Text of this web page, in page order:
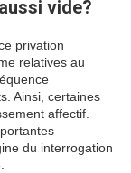
vide?
privation
relatives au
Ainsi, certaines
affectif.
du interrogation